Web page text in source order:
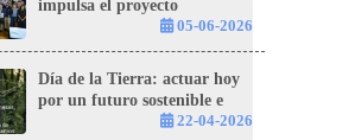
impulsa el proyecto
«Itinerario Integral de
Inserción: Reciclar la
Vulnerabilidad, Construir
Oportunidades» con el apoyo
de la Fundación "la Caixa"
05-06-2026
Día de la Tierra: actuar hoy
por un futuro sostenible e
22-04-2026